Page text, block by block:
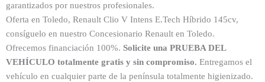
garantizados por nuestros profesionales.
Oferta en Toledo, Renault Clio V Intens E.Tech Híbrido 145cv,
consíguelo en nuestro Concesionario Renault en Toledo.
Ofrecemos financiación 100%. Solicite una PRUEBA DEL
VEHÍCULO totalmente gratis y sin compromiso. Entregamos el
vehículo en cualquier parte de la península totalmente higienizado.